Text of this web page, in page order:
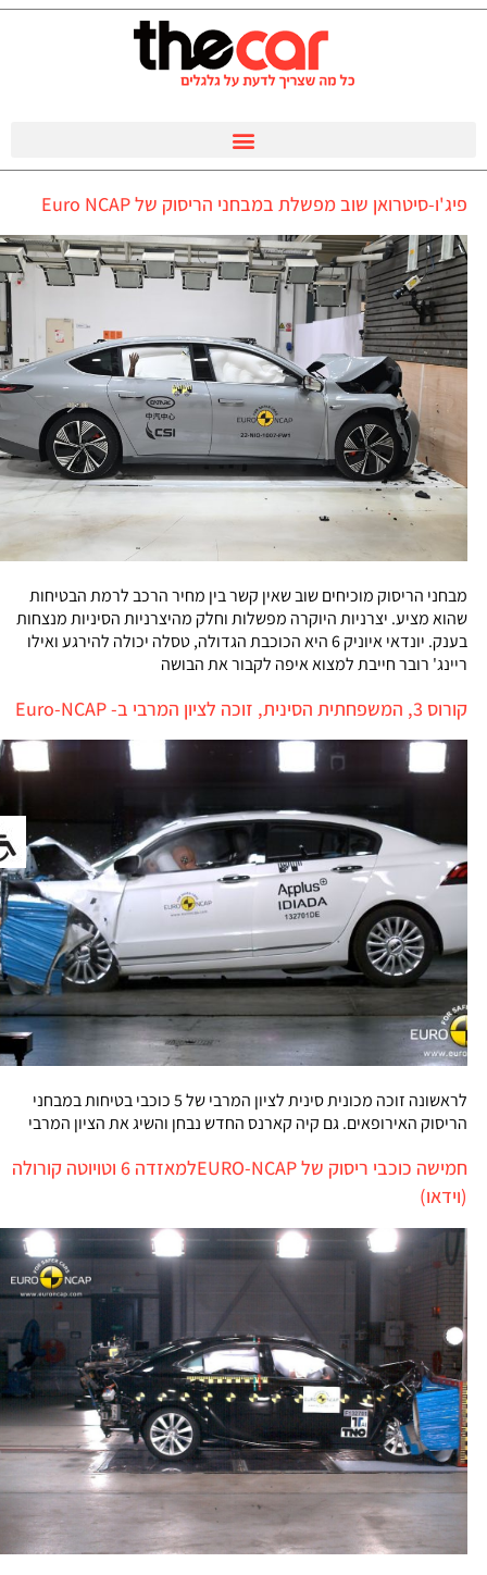
פיג'ו-סיטרואן שוב מפשלת במבחני הריסוק של Euro NCAP
מבחני הריסוק מוכיחים שוב שאין קשר בין מחיר הרכב לרמת הבטיחות
שהוא מציע. יצרניות היוקרה מפשלות וחלק מהיצרניות הסיניות מנצחות
בענק. יונדאי איוניק 6 היא הכוכבת הגדולה, טסלה יכולה להירגע ואילו
ריינג' רובר חייבת למצוא איפה לקבור את הבושה
קורוס 3, המשפחתית הסינית, זוכה לציון המרבי ב- Euro-NCAP
לראשונה זוכה מכונית סינית לציון המרבי של 5 כוכבי בטיחות במבחני
הריסוק האירופאים. גם קיה קארנס החדש נבחן והשיג את הציון המרבי
חמישה כוכבי ריסוק של EURO-NCAPלמאזדה 6 וטויוטה קורולה
(וידאו)